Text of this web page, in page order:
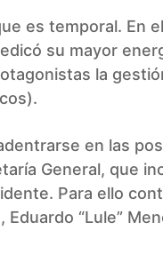
es temporal. En
su mayor
la
en las
General, que
Para ello
“Lule”